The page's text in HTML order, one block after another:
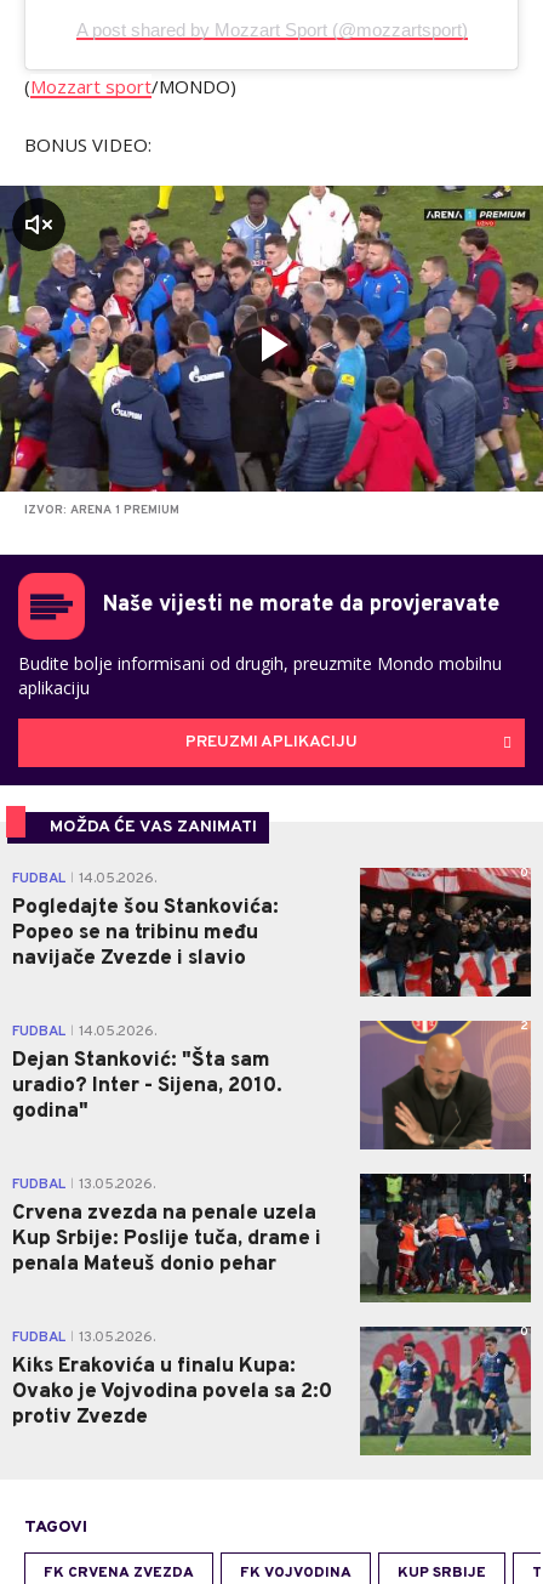
A post shared by Mozzart Sport (@mozzartsport)
(Mozzart sport/MONDO)
BONUS VIDEO:
IZVOR: ARENA 1 PREMIUM
Naše vijesti ne morate da provjeravate
Budite bolje informisani od drugih, preuzmite Mondo mobilnu
aplikaciju
PREUZMI APLIKACIJU
MOŽDA ĆE VAS ZANIMATI
FUDBAL 14.05.2026.
Pogledajte šou Stankovića:
Popeo se na tribinu među
navijače Zvezde i slavio
0
FUDBAL 14.05.2026.
Dejan Stanković: "Šta sam
uradio? Inter - Sijena, 2010.
godina"
2
FUDBAL 13.05.2026.
Crvena zvezda na penale uzela
Kup Srbije: Poslije tuča, drame i
penala Mateuš donio pehar
1
FUDBAL 13.05.2026.
Kiks Erakovića u finalu Kupa:
Ovako je Vojvodina povela sa 2:0
protiv Zvezde
0
TAGOVI
FK CRVENA ZVEZDA FK VOJVODINA KUP SRBIJE